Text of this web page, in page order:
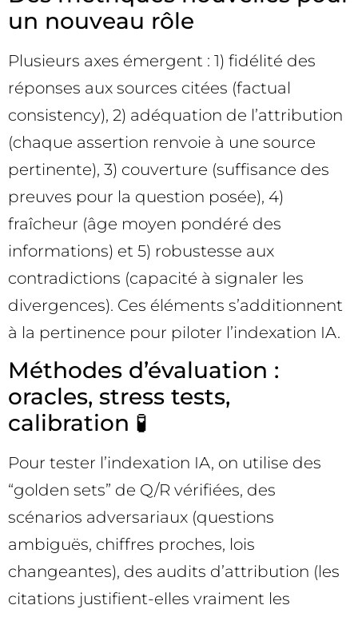
un nouveau rôle
Plusieurs axes émergent : 1) fidélité des
réponses aux sources citées (factual
consistency), 2) adéquation de l’attribution
(chaque assertion renvoie à une source
pertinente), 3) couverture (suffisance des
preuves pour la question posée), 4)
fraîcheur (âge moyen pondéré des
informations) et 5) robustesse aux
contradictions (capacité à signaler les
divergences). Ces éléments s’additionnent
à la pertinence pour piloter l’indexation IA.
Méthodes d’évaluation :
oracles, stress tests,
calibration 🧪
Pour tester l’indexation IA, on utilise des
“golden sets” de Q/R vérifiées, des
scénarios adversariaux (questions
ambiguës, chiffres proches, lois
changeantes), des audits d’attribution (les
citations justifient-elles vraiment les